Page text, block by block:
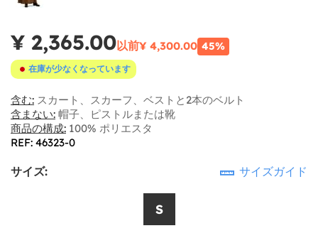
¥ 2,365.00以前¥ 4,300.00 45%
在庫が少なくなっています
含む: スカート、スカーフ、ベストと2本のベルト
含まない: 帽子、ピストルまたは靴
商品の構成: 100% ポリエスタ
REF: 46323-0
サイズ: サイズガイド
S